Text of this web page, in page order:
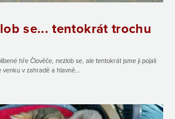
se... tentokrát trochu
hře Člověče, nezlob se, ale tentokrát jsme ji pojali
v zahradě a hlavně...